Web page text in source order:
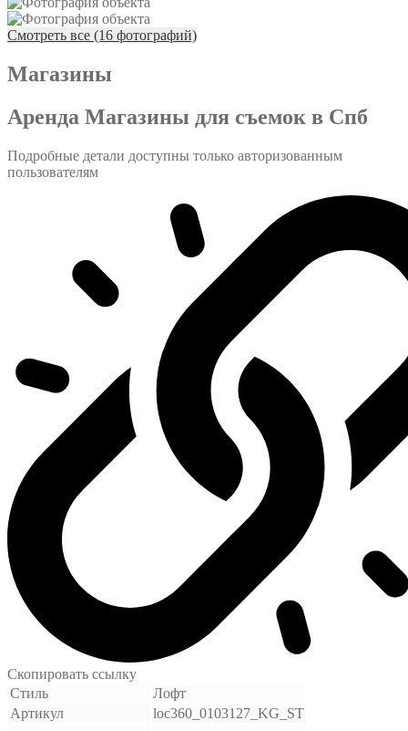
Смотреть все (16 фотографий)
Магазины
Аренда Магазины для съемок в Спб
Подробные детали доступны только авторизованным
пользователям
Скопировать ссылку
Стиль
Лофт
Артикул
loc360_0103127_KG_ST